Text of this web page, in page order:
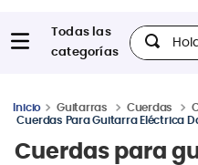
Hola,
Guitarras Cuerdas
Cuerdas Para Guitarra Eléctrica
Cuerdas para